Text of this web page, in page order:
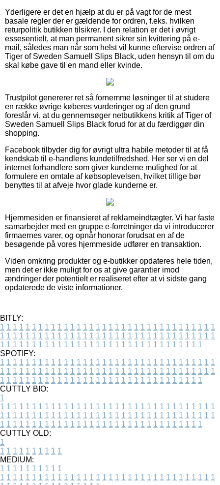
Yderligere er det en hjælp at du er på vagt for de mest
basale regler der er gældende for ordren, f.eks. hvilken
returpolitik butikken tilsikrer. I den relation er det i øvrigt
essesentielt, at man permanent sikrer sin kvittering på e-
mail, således man når som helst vil kunne eftervise ordren af
Tiger of Sweden Samuell Slips Black, uden hensyn til om du
skal købe gave til en mand eller kvinde.
Trustpilot genererer ret så fornemme løsninger til at studere
en række øvrige køberes vurderinger og af den grund
foreslår vi, at du gennemsøger netbutikkens kritik af Tiger of
Sweden Samuell Slips Black forud for at du færdiggør din
shopping.
Facebook tilbyder dig for øvrigt ultra habile metoder til at få
kendskab til e-handlens kundetilfredshed. Her ser vi en del
internet forhandlere som giver kunderne mulighed for at
formulere en omtale af købsoplevelsen, hvilket tillige bør
benyttes til at afveje hvor glade kunderne er.
Hjemmesiden er finansieret af reklameindtægter. Vi har faste
samarbejder med en gruppe e-forretninger da vi introducerer
firmaernes varer, og opnår honorar forudsat en af de
besøgende på vores hjemmeside udfører en transaktion.
Viden omkring produkter og e-butikker opdateres hele tiden,
men det er ikke muligt for os at give garantier imod
ændringer der potentielt er realiseret efter at vi sidste gang
opdaterede de viste informationer.
BITLY:
1 1 1 1 1 1 1 1 1 1 1 1 1 1 1 1 1 1 1 1 1 1 1 1 1 1 1 1 1 1 1 1 1 1
1 1 1 1 1 1 1 1 1 1 1 1 1 1 1 1 1 1 1 1 1 1 1 1 1 1 1 1 1 1 1 1 1 1
1 1 1 1 1 1 1 1 1 1 1 1 1 1 1 1 1 1 1 1 1 1 1 1 1 1 1 1 1 1 1 1
SPOTIFY:
1 1 1 1 1 1 1 1 1 1 1 1 1 1 1 1 1 1 1 1 1 1 1 1 1 1 1 1 1 1 1 1 1 1
1 1 1 1 1 1 1 1 1 1 1 1 1 1 1 1 1 1 1 1 1 1 1 1 1 1 1 1 1 1 1 1 1 1
1 1 1 1 1 1 1 1 1 1 1 1 1 1 1 1 1 1 1 1 1 1 1 1 1 1 1 1 1 1 1 1
CUTTLY BIO:
1
1 1 1 1 1 1 1 1 1 1 1 1 1 1 1 1 1 1 1 1 1 1 1 1 1 1 1 1 1 1 1 1 1 1
1 1 1 1 1 1 1 1 1 1 1 1 1 1 1 1 1 1 1 1 1 1 1 1 1 1 1 1 1 1 1 1 1 1
1 1 1 1 1 1 1 1 1 1 1 1 1 1 1 1 1 1 1 1 1 1 1 1 1 1 1 1 1 1 1 1
CUTTLY OLD:
1
1 1 1 1 1 1 1 1 1 1
MEDIUM:
1 1 1 1 1 1 1 1 1 1
1 1 1 1 1 1 1 1 1 1 1 1 1 1 1 1 1 1 1 1 1 1 1 1 1 1 1 1 1 1 1 1 1 1